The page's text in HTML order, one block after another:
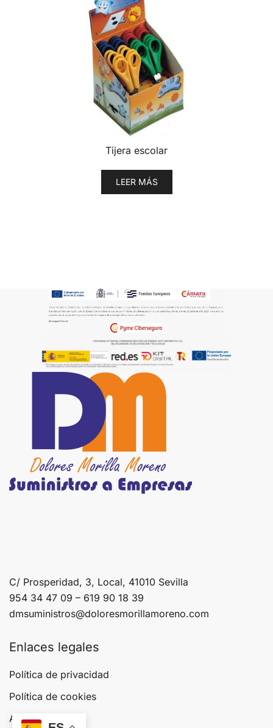
Tijera escolar
LEER MÁS
C/ Prosperidad, 3, Local, 41010 Sevilla
954 34 47 09 – 619 90 18 39
dmsuministros@doloresmorillamoreno.com
Enlaces legales
Política de privacidad
Política de cookies
Aviso legal